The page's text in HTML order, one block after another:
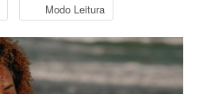
Modo Leitura